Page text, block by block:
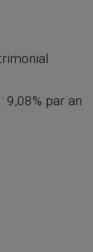
: 9,08% par an